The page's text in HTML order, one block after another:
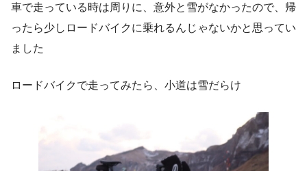
車で走っている時は周りに、意外と雪がなかったので、帰
ったら少しロードバイクに乗れるんじゃないかと思ってい
ました
ロードバイクで走ってみたら、小道は雪だらけ